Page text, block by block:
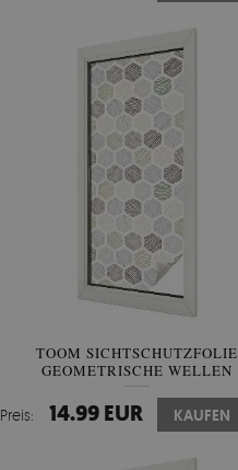
TOOM SICHTSCHUTZFOLIE
GEOMETRISCHE WELLEN
Preis: 14.99 EUR KAUFEN